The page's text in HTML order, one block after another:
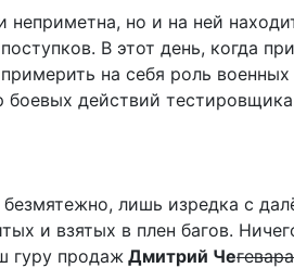
но и на ней
В этот день, когда
на себя роль военных
боевых действий
лишь изредка с
и взятых в плен багов.
гуру продаж Дмитрий Чегевара